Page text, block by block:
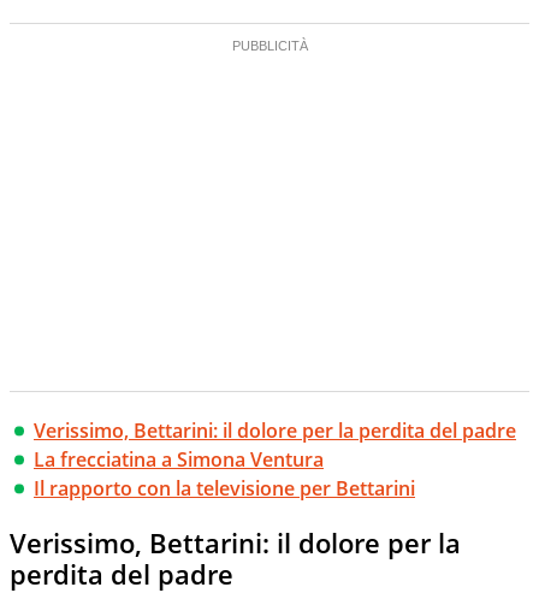
Verissimo, Bettarini: il dolore per la perdita del padre
La frecciatina a Simona Ventura
Il rapporto con la televisione per Bettarini
Verissimo, Bettarini: il dolore per la
perdita del padre